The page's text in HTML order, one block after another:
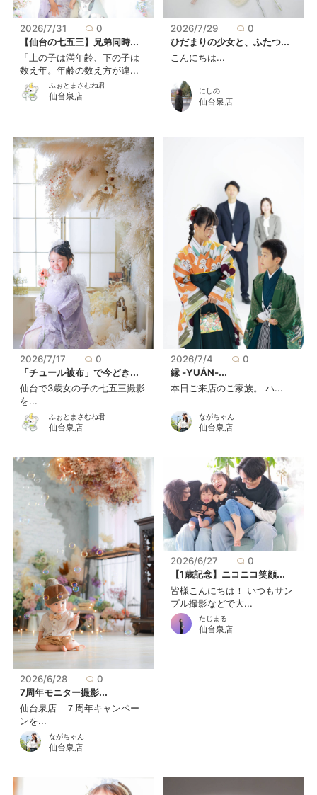
2026/7/31
0
【仙台の七五三】兄弟同時...
「上の子は満年齢、下の子は
数え年。年齢の数え方が違...
ふぉとまさむね君
仙台泉店
2026/7/29
0
ひだまりの少女と、ふたつ...
こんにちは...
にしの
仙台泉店
2026/7/17
0
「チュール被布」で今どき...
仙台で3歳女の子の七五三撮影
を...
ふぉとまさむね君
仙台泉店
2026/7/4
0
縁 -YUÁN-...
本日ご来店のご家族。 ハ...
ながちゃん
仙台泉店
2026/6/28
0
7周年モニター撮影...
仙台泉店 ７周年キャンペー
ンを...
ながちゃん
仙台泉店
2026/6/27
0
【1歳記念】ニコニコ笑顔...
皆様こんにちは！ いつもサン
プル撮影などで大...
たじまる
仙台泉店